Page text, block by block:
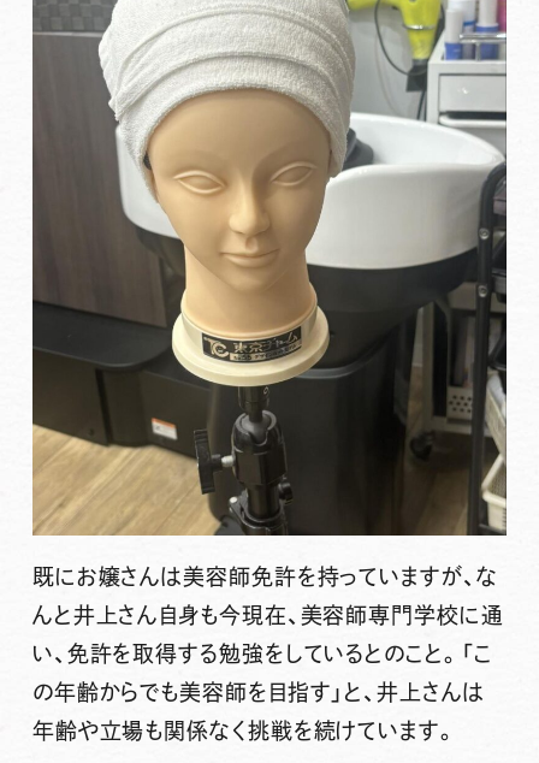
既にお嬢さんは美容師免許を持っていますが、な
んと井上さん自身も今現在、美容師専門学校に通
い、免許を取得する勉強をしているとのこと。「こ
の年齢からでも美容師を目指す」と、井上さんは
年齢や立場も関係なく挑戦を続けています。